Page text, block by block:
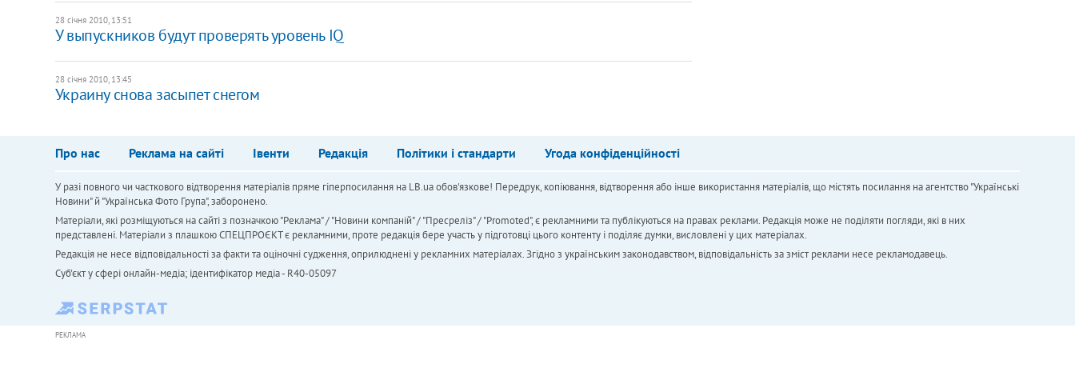
28 січня 2010, 13:51
У выпускников будут проверять уровень IQ
28 січня 2010, 13:45
Украину снова засыпет снегом
Про нас Реклама на сайті Івенти Редакція Політики і стандарти Угода конфіденційності
У разі повного чи часткового відтворення матеріалів пряме гіперпосилання на LB.ua обов'язкове! Передрук, копіювання, відтворення або інше використання матеріалів, що містять посилання на агентство "Українськi
Новини" й "Українська Фото Група", заборонено.
Матеріали, які розміщуються на сайті з позначкою "Реклама" / "Новини компаній" / "Пресреліз" / "Promoted", є рекламними та публікуються на правах реклами. Редакція може не поділяти погляди, які в них
представлені. Матеріали з плашкою СПЕЦПРОЄКТ є рекламними, проте редакція бере участь у підготовці цього контенту і поділяє думки, висловлені у цих матеріалах.
Редакція не несе відповідальності за факти та оціночні судження, оприлюднені у рекламних матеріалах. Згідно з українським законодавством, відповідальність за зміст реклами несе рекламодавець.
Cуб'єкт у сфері онлайн-медіа; ідентифікатор медіа - R40-05097
РЕКЛАМА